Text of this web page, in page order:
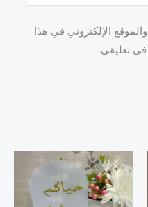
الإلكتروني في هذا
في تعليقي.